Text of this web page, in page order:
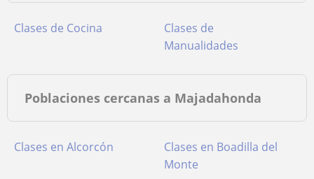
Clases de Cocina
Clases de
Manualidades
Poblaciones cercanas a Majadahonda
Clases en Alcorcón
Clases en Boadilla del
Monte